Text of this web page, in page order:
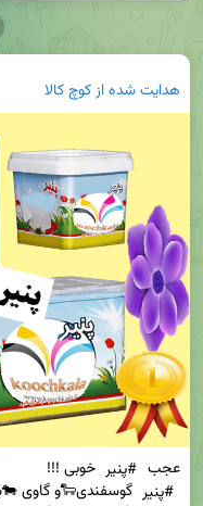
هدایت شده ازکوچ کالا
عجب #پنیر خوبی !!!
#پنیر